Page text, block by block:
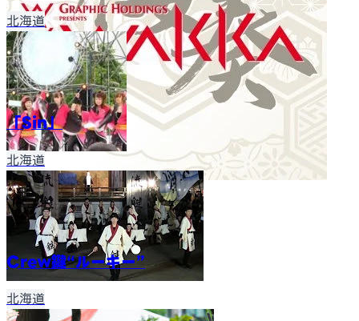
北海道
「Sin」
北海道
Crew鍵“ルーキー”
北海道